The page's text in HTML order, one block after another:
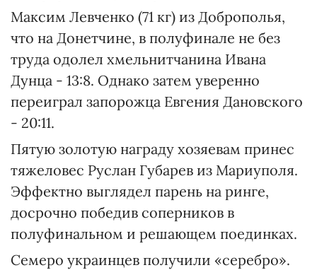
Максим Левченко (71 кг) из Доброполья,
что на Донетчине, в полуфинале не без
труда одолел хмельнитчанина Ивана
Дунца - 13:8. Однако затем уверенно
переиграл запорожца Евгения Дановского
- 20:11.
Пятую золотую награду хозяевам принес
тяжеловес Руслан Губарев из Мариуполя.
Эффектно выглядел парень на ринге,
досрочно победив соперников в
полуфинальном и решающем поединках.
Семеро украинцев получили «серебро».